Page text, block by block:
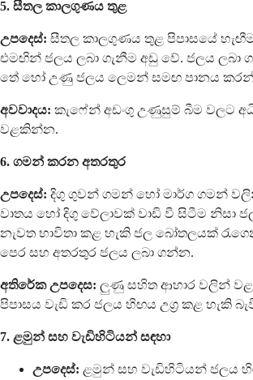
5. සීතල කාලගුණය තුළ
උපදෙස්: සීතල කාලගුණය තුළ පිපාසයේ
එමඟින් ජලය ලබා ගැනීම අඩු වේ. ජලය ලබා
තේ හෝ උණු ජලය ලෙමන් සමඟ පානය
අවවාදය: කැෆේන් අඩංගු උණුසුම් බීම වලට
වළකින්න.
6. ගමන් කරන අතරතුර
උපදෙස්: දිගු ගුවන් ගමන් හෝ මාර්ග ගමන්
වාතය හෝ දිගු වේලාවක් වාඩි වී සිටීම නිසා
නැවත භාවිතා කළ හැකි ජල බෝතලයක්
පෙර සහ අතරතුර ජලය ලබා ගන්න.
අතිරේක උපදෙස: ලුණු සහිත ආහාර වලින්
පිපාසය වැඩි කර ජලය හිඟය උග්‍ර කළ හැකි
7. ළමුන් සහ වැඩිහිටියන් සඳහා
උපදෙස්: ළමුන් සහ වැඩිහිටියන් ජලය